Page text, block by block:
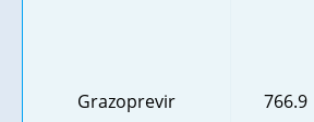
Grazoprevir 766.9